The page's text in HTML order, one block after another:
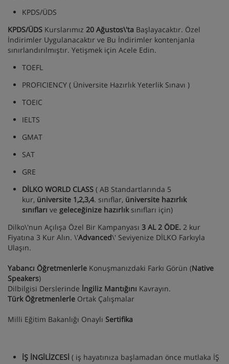
KPDS/ÜDS
KPDS/ÜDS Kurslarımız 20 Ağustos\'ta Başlayacaktır. Özel
İndirimler Uygulanacaktır ve Bu İndirimler kontenjanla
sınırlandırılmıştır. Yetişmek için Acele Edin.
TOEFL
PROFICIENCY ( Üniversite Hazırlık Yeterlik Sınavı )
TOEIC
IELTS
GMAT
SAT
GRE
DİLKO WORLD CLASS ( AB Standartlarında 5
kur, üniversite 1,2,3,4. sınıflar, üniversite hazırlık
sınıfları ve geleceğinize hazırlık sınıfları için)
Dilko\'nun Açılışa Özel Bir Kampanyası 3 AL 2 ÖDE. 2 kur
Fiyatına 3 Kur Alın. \'Advanced\' Seviyenize DİLKO Farkıyla
Ulaşın.
Yabancı Öğretmenlerle Konuşmanızdaki Farkı Görün (Native
Speakers)
Dilbilgisi Derslerinde İngiliz Mantığını Kavrayın.
Türk Öğretmenlerle Ortak Çalışmalar
Milli Eğitim Bakanlığı Onaylı Sertifika
İŞ İNGİLİZCESİ ( iş hayatınıza başlamadan önce mutlaka İŞ